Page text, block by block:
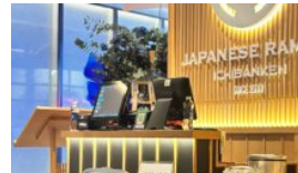
không gian quen thuộc